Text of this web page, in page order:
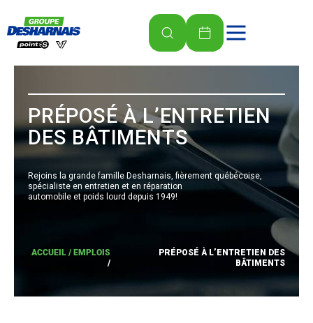
PRÉPOSÉ À L’ENTRETIEN
DES BÂTIMENTS
Rejoins la grande famille Desharnais, fièrement québécoise,
spécialiste en entretien et en réparation
automobile et poids lourd depuis 1949!
ACCUEIL / EMPLOIS
/
PRÉPOSÉ À L’ENTRETIEN DES
BÂTIMENTS